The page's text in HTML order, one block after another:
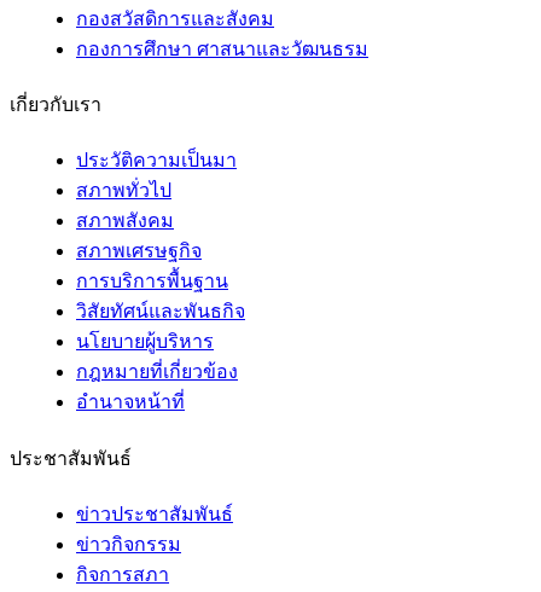
กองสวัสดิการและสังคม
กองการศึกษา ศาสนาและวัฒนธรม
เกี่ยวกับเรา
ประวัติความเป็นมา
สภาพทั่วไป
สภาพสังคม
สภาพเศรษฐกิจ
การบริการพื้นฐาน
วิสัยทัศน์และพันธกิจ
นโยบายผู้บริหาร
กฎหมายที่เกี่ยวข้อง
อํานาจหน้าที่
ประชาสัมพันธ์
ข่าวประชาสัมพันธ์
ข่าวกิจกรรม
กิจการสภา